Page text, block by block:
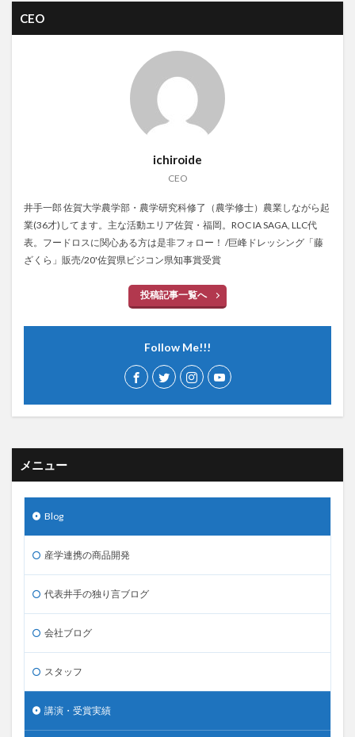
CEO
ichiroide
CEO
井手一郎 佐賀大学農学部・農学研究科修了（農学修士）農業しながら起
業(36才)してます。主な活動エリア佐賀・福岡。ROC IA SAGA, LLC代
表。フードロスに関心ある方は是非フォロー！ /巨峰ドレッシング「藤
ざくら」販売/20'佐賀県ビジコン県知事賞受賞
投稿記事一覧へ
Follow Me!!!
メニュー
Blog
産学連携の商品開発
代表井手の独り言ブログ
会社ブログ
スタッフ
講演・受賞実績